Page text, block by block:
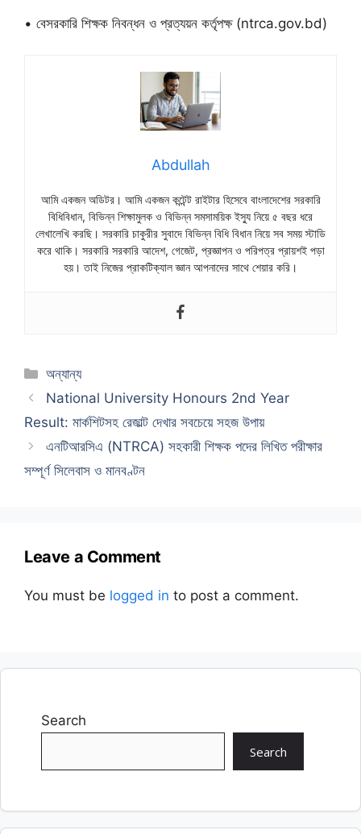
• বেসরকারি শিক্ষক নিবন্ধন ও প্রত্যয়ন কর্তৃপক্ষ (ntrca.gov.bd)
Abdullah
আমি একজন অডিটর। আমি একজন কন্টেন্ট রাইটার হিসেবে বাংলাদেশের সরকারি
বিধিবিধান, বিভিন্ন শিক্ষামুলক ও বিভিন্ন সমসাময়িক ইস্যু নিয়ে ৫ বছর ধরে
লেখালেখি করছি। সরকারি চাকুরীর সুবাদে বিভিন্ন বিধি বিধান নিয়ে সব সময় স্টাডি
করে থাকি। সরকারি সরকারি আদেশ, গেজেট, প্রজ্ঞাপন ও পরিপত্র প্রায়শই পড়া
হয়। তাই নিজের প্রাকটিক্যাল জ্ঞান আপনাদের সাথে শেয়ার করি।
Categories
অন্যান্য
National University Honours 2nd Year
Result: মার্কশিটসহ রেজাল্ট দেখার সবচেয়ে সহজ উপায়
এনটিআরসিএ (NTRCA) সহকারী শিক্ষক পদের লিখিত পরীক্ষার
সম্পূর্ণ সিলেবাস ও মানবণ্টন
Leave a Comment
You must be logged in to post a comment.
Search
Search